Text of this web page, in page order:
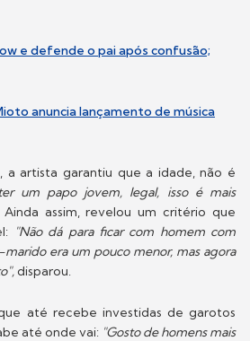
e defende o pai após confusão;
anuncia lançamento de música
a artista garantiu que a idade, não é
um papo jovem, legal, isso é mais
Ainda assim, revelou um critério que
"Não dá para ficar com homem com
marido era um pouco menor, mas agora
disparou.
até recebe investidas de garotos
até onde vai: "Gosto de homens mais